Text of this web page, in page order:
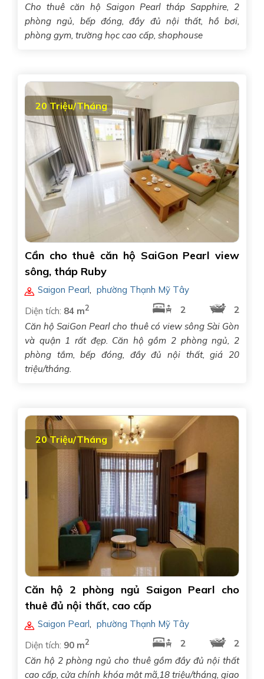
Cho thuê căn hộ Saigon Pearl tháp Sapphire, 2
phòng ngủ, bếp đóng, đầy đủ nội thất, hồ bơi,
phòng gym, trường học cao cấp, shophouse
20 Triệu/Tháng
Cần cho thuê căn hộ SaiGon Pearl view
sông, tháp Ruby
Saigon Pearl, phường Thạnh Mỹ Tây
Diện tích: 84 m2 2
2
Căn hộ SaiGon Pearl cho thuê có view sông Sài Gòn
và quận 1 rất đẹp. Căn hộ gồm 2 phòng ngủ, 2
phòng tắm, bếp đóng, đầy đủ nội thất, giá 20
triệu/tháng.
20 Triệu/Tháng
Căn hộ 2 phòng ngủ Saigon Pearl cho
thuê đủ nội thất, cao cấp
Saigon Pearl
phường Thạnh Mỹ Tây
Diện tích: 90 m2 2
2
Căn hộ 2 phòng ngủ cho thuê gồm đầy đủ nội thất
cao cấp, cửa chính khóa mật mã,18 triệu/tháng, giao